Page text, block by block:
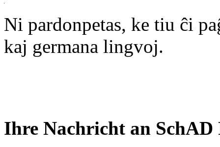
Ni pardonpetas, ke tiu ĉi
kaj germana lingvoj.
Ihre Nachricht an